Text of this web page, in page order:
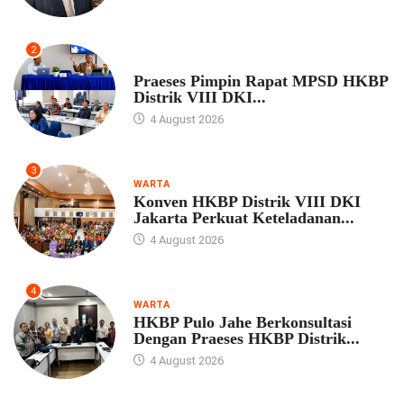
2
Praeses Pimpin Rapat MPSD HKBP
Distrik VIII DKI...
4 August 2026
3
WARTA
Konven HKBP Distrik VIII DKI
Jakarta Perkuat Keteladanan...
4 August 2026
4
WARTA
HKBP Pulo Jahe Berkonsultasi
Dengan Praeses HKBP Distrik...
4 August 2026